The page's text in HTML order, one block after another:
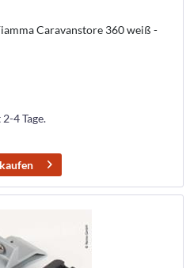
Caravanstore 360 weiß -
4 Tage.